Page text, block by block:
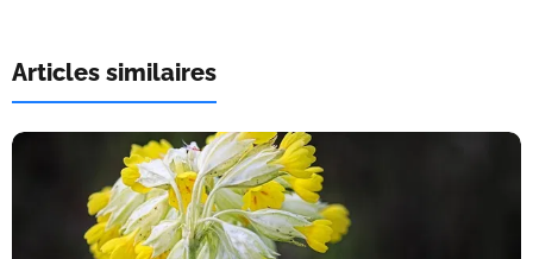
Articles similaires